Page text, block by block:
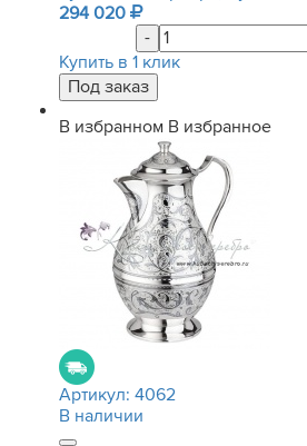
294 020
-
Купить в 1 клик
В избранном В избранное
Артикул: 4062
В наличии